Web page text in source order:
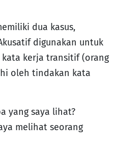
dua kasus,
digunakan untuk
kerja transitif (orang
oleh tindakan kata
yang saya lihat?
melihat seorang